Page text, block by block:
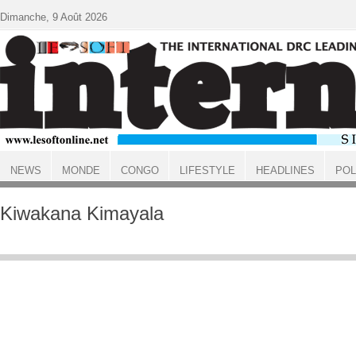
ACCUEIL
Kiwakana Kimayala
Dimanche, 9 Août 2026
NEWS MONDE CONGO LIFESTYLE HEADLINES